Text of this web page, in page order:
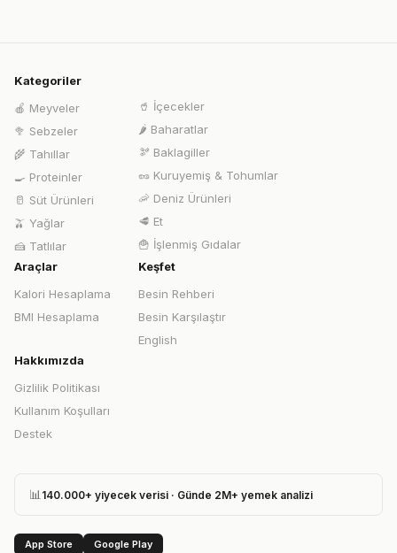
Kategoriler
🍎 Meyveler
🥦 Sebzeler
🌾 Tahıllar
🍳 Proteinler
🥛 Süt Ürünleri
🫒 Yağlar
🍰 Tatlılar
🥤 İçecekler
🌶️ Baharatlar
🫘 Baklagiller
🥜 Kuruyemiş & Tohumlar
🦐 Deniz Ürünleri
🥩 Et
🍟 İşlenmiş Gıdalar
Araçlar
Kalori Hesaplama
BMI Hesaplama
Keşfet
Besin Rehberi
Besin Karşılaştır
English
Hakkımızda
Gizlilik Politikası
Kullanım Koşulları
Destek
📊 140.000+ yiyecek verisi · Günde 2M+ yemek analizi
App Store Google Play